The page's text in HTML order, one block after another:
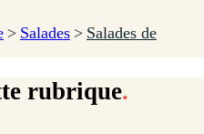
> Salades > Salades de
rubrique.